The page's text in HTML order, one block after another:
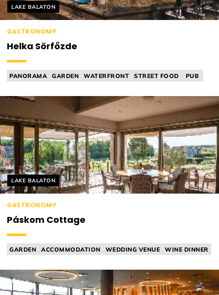
Helyszín címkék:
LAKE BALATON
GASTRONOMY
Helka Sörfőzde
PANORAMA GARDEN WATERFRONT STREET FOOD PUB
Helyszín címkék:
LAKE BALATON
GASTRONOMY
Páskom Cottage
GARDEN ACCOMMODATION WEDDING VENUE
WINE DINNER